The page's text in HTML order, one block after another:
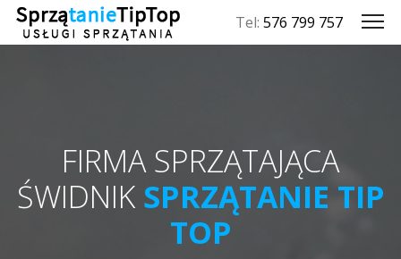
Tel: 576 799 757
FIRMA SPRZĄTAJĄCA
ŚWIDNIK SPRZĄTANIE TIP
TOP